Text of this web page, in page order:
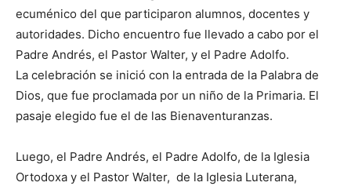
ecuménico del que participaron alumnos, docentes y
autoridades. Dicho encuentro fue llevado a cabo por el
Padre Andrés, el Pastor Walter, y el Padre Adolfo.
La celebración se inició con la entrada de la Palabra de
Dios, que fue proclamada por un niño de la Primaria. El
pasaje elegido fue el de las Bienaventuranzas.
Luego, el Padre Andrés, el Padre Adolfo, de la Iglesia
Ortodoxa y el Pastor Walter, de la Iglesia Luterana,